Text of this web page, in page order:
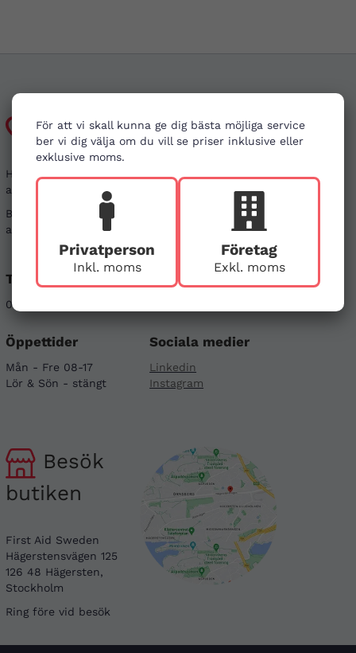
För att vi skall kunna ge dig bästa möjliga service
ber vi dig välja om du vill se priser inklusive eller
exklusive moms.
Privatperson
Inkl. moms
Företag
Exkl. moms
Kundtjänst
Har du frågor kring din beställning, eller i behov
av vägledning?
Besök gärna våra
. Det går även bra
att kontakta oss genom alternativen nedan.
Telefon
08-121 464 90
E-post
Öppettider
Mån - Fre 08-17
Lör & Sön - stängt
Sociala medier
Linkedin
Instagram
Besök
butiken
First Aid Sweden
Hägerstensvägen 125
126 48 Hägersten,
Stockholm
Ring före vid besök